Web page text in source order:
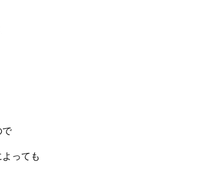
で
っても